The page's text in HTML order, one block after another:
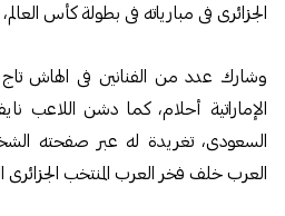
الجزائرى فى مبارياته فى بطولة كأس العالم،
وشارك عدد من الفنانين فى الهاش
الإماراتية أحلام، كما دشن اللاعب
السعودى، تغريدة له عبر صفحته
العرب خلف فخر العرب المنتخب الجزائرى